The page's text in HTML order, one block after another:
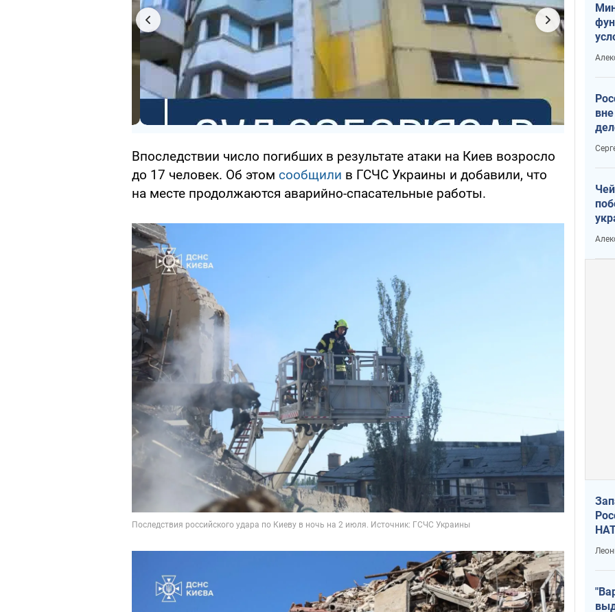
Впоследствии число погибших в результате атаки на Киев возросло
до 17 человек. Об этом сообщили в ГСЧС Украины и добавили, что
на месте продолжаются аварийно-спасательные работы.